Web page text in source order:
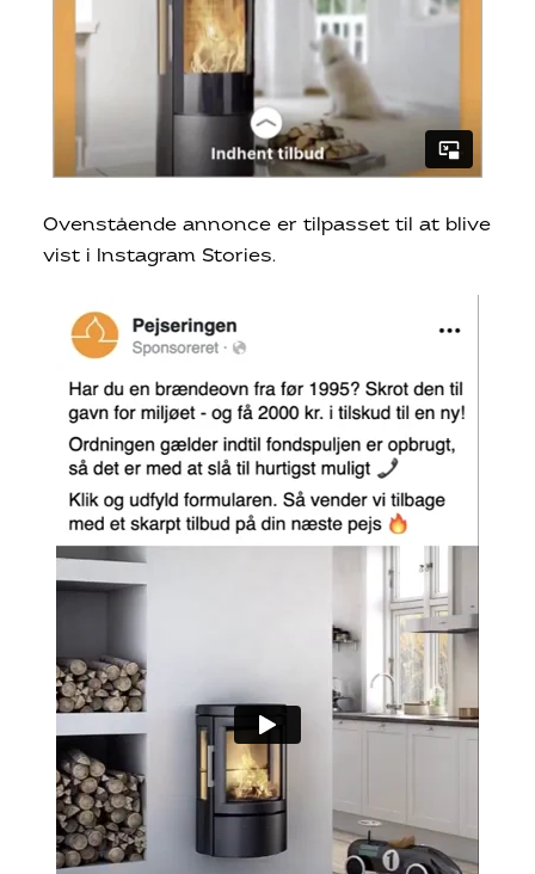
Ovenstående annonce er tilpasset til at blive
vist i Instagram Stories.